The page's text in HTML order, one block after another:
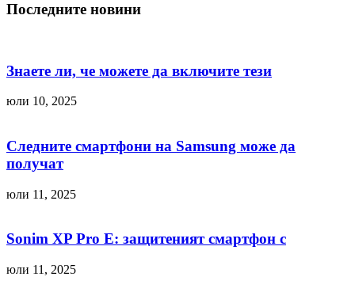
Последните новини
Знаете ли, че можете да включите тези
юли 10, 2025
Следните смартфони на Samsung може да
получат
юли 11, 2025
Sonim XP Pro E: защитеният смартфон с
юли 11, 2025